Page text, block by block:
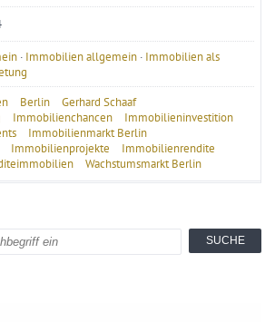
· Immobilien allgemein · Immobilien als
Berlin
Gerhard Schaaf
Immobilienchancen
Immobilieninvestition
Immobilienmarkt Berlin
Immobilienprojekte
Immobilienrendite
Wachstumsmarkt Berlin